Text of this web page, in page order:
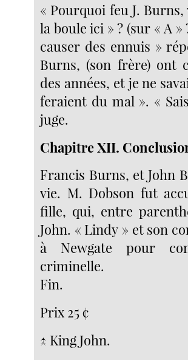
« Pourquoi feu J.
la boule ici » ? (sur « A
causer des ennuis »
Burns, (son frère) ont
des années, et je ne
feraient du mal ». «
juge.
Chapitre XII.
Francis Burns, et John
vie. M. Dobson fut
fille, qui, entre
John. « Lindy » et son
à Newgate pour
criminelle.
Fin.
Prix 25 ¢
↑ King John.